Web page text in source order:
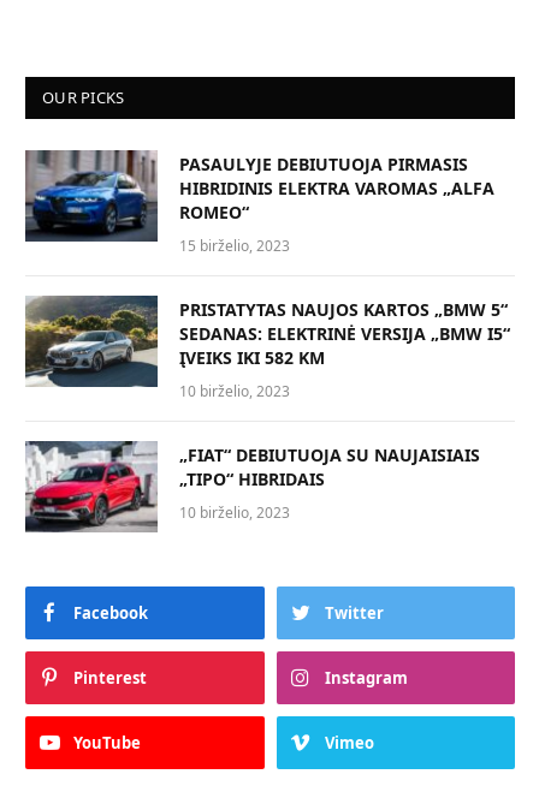
OUR PICKS
PASAULYJE DEBIUTUOJA PIRMASIS
HIBRIDINIS ELEKTRA VAROMAS „ALFA
ROMEO“
15 birželio, 2023
PRISTATYTAS NAUJOS KARTOS „BMW 5“
SEDANAS: ELEKTRINĖ VERSIJA „BMW I5“
ĮVEIKS IKI 582 KM
10 birželio, 2023
„FIAT“ DEBIUTUOJA SU NAUJAISIAIS
„TIPO“ HIBRIDAIS
10 birželio, 2023
Facebook Twitter
Pinterest Instagram
YouTube Vimeo